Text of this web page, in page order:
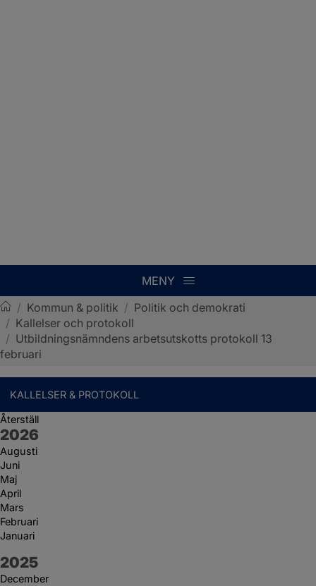
MENY
Sotenäs kommun
/ Kommun & politik / Politik och demokrati
/ Kallelser och protokoll
/ Utbildningsnämndens arbetsutskotts protokoll 13
februari
KALLELSER & PROTOKOLL
Återställ
År:
2026
Augusti
Juni
Maj
April
Mars
Februari
Januari
År:
2025
December